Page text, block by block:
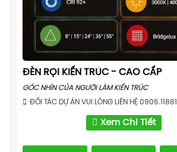
ĐÈN RỌI KIẾN TRÚC - CAO CẤP
GÓC NHÌN CỦA NGƯỜI LÀM KIẾN TRÚC
ĐỐI TÁC DỰ ÁN VUI LÒNG LIÊN HỆ
Xem Chi Tiết